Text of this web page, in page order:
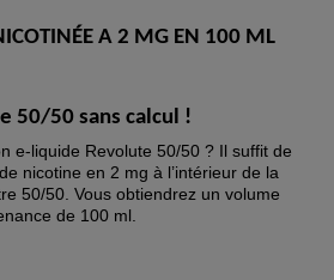
A 2 MG EN 100 ML
50/50 sans calcul !
e-liquide Revolute 50/50 ? Il suffit de
nicotine en 2 mg à l’intérieur de la
50/50. Vous obtiendrez un volume
de 100 ml.